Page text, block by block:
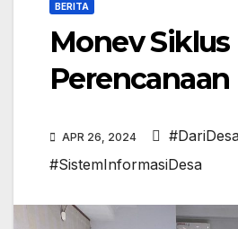
BERITA
Monev Siklus
Perencanaan
APR 26, 2024
#SistemInformasiDesa